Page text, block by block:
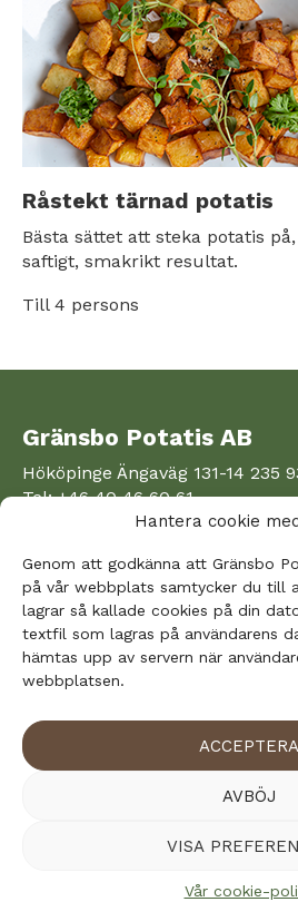
Hantera cookie
Genom att godkänna att Gränsbo
på vår webbplats samtycker du till
lagrar så kallade cookies på din
textfil som lagras på användarens
hämtas upp av servern när
webbplatsen.
ACCEPTERA
AVBÖJ
VISA
Vår cookie-
Råstekt tärnad potatis
Bästa sättet att steka potatis
saftigt, smakrikt resultat.
Till 4 persons
Gränsbo Potatis AB
Hököpinge Ängaväg 131-14 235
Tel: +46 40 46 60 61
E-mail: info@gransbo.com
Läs vår cookie-policy
Hantera cookie medgivande
Handla våra produkter
vilket innebär att du kan hitta
sortiment i ICA:s butiker och i
Citygross butiker. Vi säljer
restaurang- och